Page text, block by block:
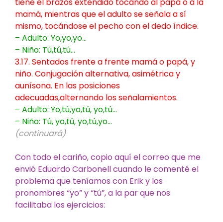
mamá, mientras que el adulto se señala a sí
mismo, tocándose el pecho con el dedo índice.
– Adulto: Yo,yo,yo…
– Niño: Tú,tú,tú…
3.17. Sentados frente a frente mamá o papá, y
niño. Conjugación alternativa, asimétrica y
aunísona. En las posiciones
adecuadas,alternando los señalamientos.
– Adulto: Yo,tú,yo,tú, yo,tú…
– Niño: Tú, yo,tú, yo,tú,yo…
(continuará)
Con todo el cariño, copio aquí el correo que me
envió Eduardo Carbonell cuando le comenté el
problema que teníamos con Erik y los
pronombres “yo” y “tú”, a la par que nos
facilitaba los ejercicios: